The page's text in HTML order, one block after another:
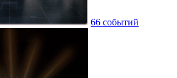
66 событий